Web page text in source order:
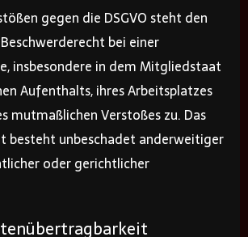
gegen die DSGVO steht den
bei einer
insbesondere in dem Mitgliedstaat
Aufenthalts, ihres Arbeitsplatzes
mutmaßlichen Verstoßes zu. Das
besteht unbeschadet anderweitiger
oder gerichtlicher